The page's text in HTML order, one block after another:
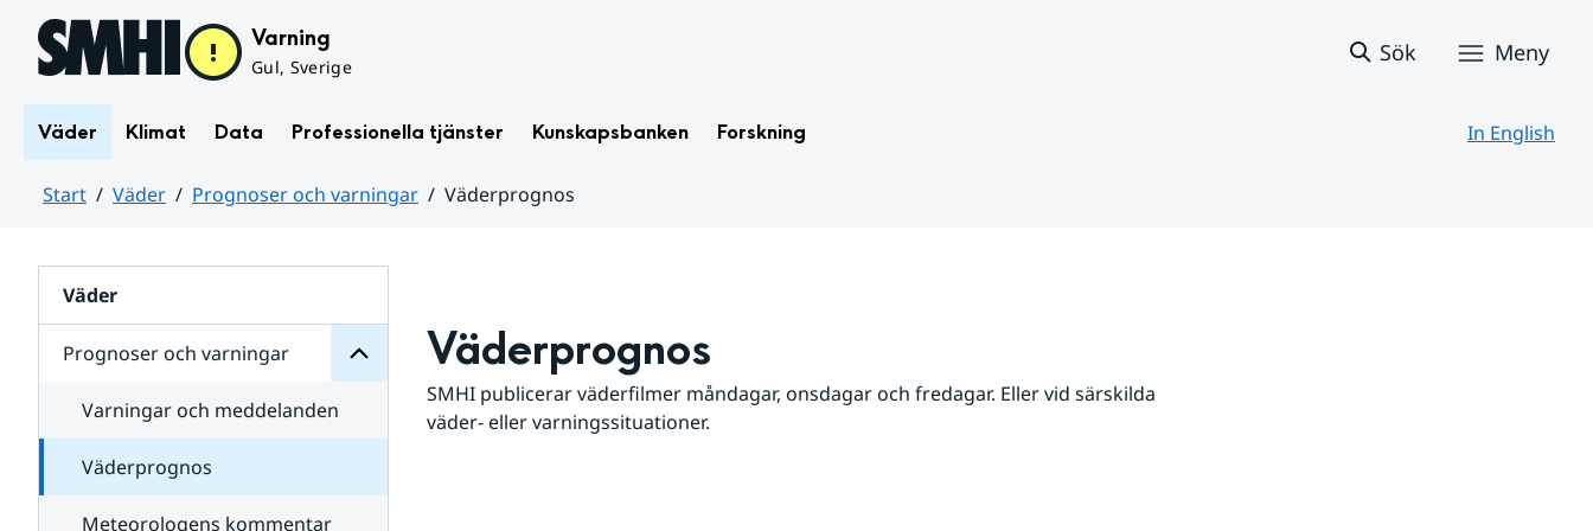
Hoppa till sidans innehåll Varning
Gul, Sverige
Sök Meny
Väder Klimat Data Professionella tjänster Kunskapsbanken Forskning In English
Start Väder Prognoser och varningar
Väderprognos
Väder
Prognoser och varningar
för
varningar
Varningar och meddelanden
Väderprognos
Meteorologens kommentar
Väderprognos
SMHI publicerar väderfilmer måndagar, onsdagar och fredagar. Eller vid särskilda
väder- eller varningssituationer.